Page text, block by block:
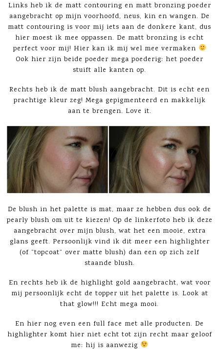
Links heb ik de matt contouring en matt bronzing poeder
aangebracht op mijn voorhoofd, neus, kin en wangen. De
matt contouring is voor mij iets aan de donkere kant, dus
hier moest ik mee oppassen. De matt bronzing is echt
perfect voor mij! Hier kan ik mij wel mee vermaken
Ook hier zijn beide poeder mega poederig: het poeder
stuift alle kanten op.
Rechts heb ik de matt blush aangebracht. Dit is echt een
prachtige kleur zeg! Mega gepigmenteerd en makkelijk
aan te brengen. Love it.
De blush in het palette is mat, maar ze hebben dus ook de
pearly blush om uit te kiezen! Op de linkerfoto heb ik deze
aangebracht over mijn blush, wat het een mooie, extra
glans geeft. Persoonlijk vind ik dit meer een highlighter
(of “topcoat” over matte blush) dan een op zich zelf
staande blush.
En rechts heb ik de highlight gold aangebracht, wat voor
mij persoonlijk echt de topper uit het palette is. Look at
that glow!!! Echt mega mooi.
En hier nog even een full face met alle producten. De
highlighter komt hier niet echt tot zijn recht maar geloof
me: hij is aanwezig